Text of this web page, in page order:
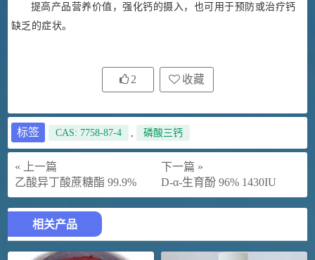
提高产品营养价值，强化钙的摄入，也可用于预防或治疗钙
缺乏的症状。
2 收藏
标签 CAS: 7758-87-4 , 磷酸三钙
« 上一篇
乙酸异丁酸蔗糖酯 99.9%
下一篇 »
D-α-生育酚 96% 1430IU
相关产品